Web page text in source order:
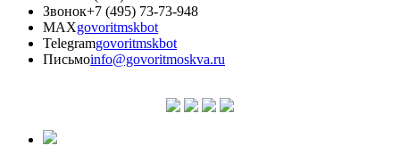
Звонок+7 (495) 73-73-948
MAXgovoritmskbot
Telegramgovoritmskbot
Письмоinfo@govoritmoskva.ru